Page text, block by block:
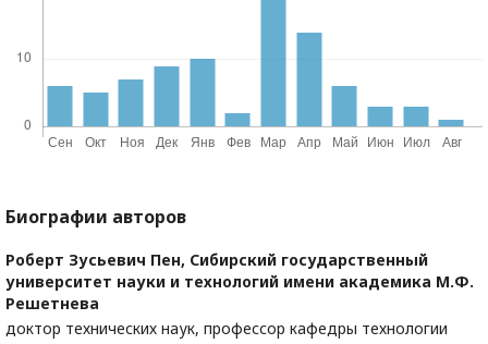
Биографии авторов
Роберт Зусьевич Пен, Сибирский государственный
университет науки и технологий имени академика М.Ф.
Решетнева
доктор технических наук, профессор кафедры технологии